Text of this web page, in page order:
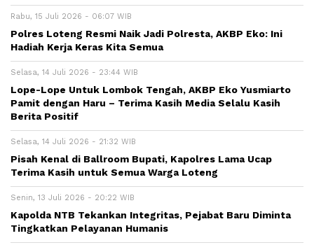
Rabu, 15 Juli 2026 - 06:07 WIB
Polres Loteng Resmi Naik Jadi Polresta, AKBP Eko: Ini
Hadiah Kerja Keras Kita Semua
Selasa, 14 Juli 2026 - 23:44 WIB
Lope-Lope Untuk Lombok Tengah, AKBP Eko Yusmiarto
Pamit dengan Haru – Terima Kasih Media Selalu Kasih
Berita Positif
Selasa, 14 Juli 2026 - 21:32 WIB
Pisah Kenal di Ballroom Bupati, Kapolres Lama Ucap
Terima Kasih untuk Semua Warga Loteng
Senin, 13 Juli 2026 - 20:22 WIB
Kapolda NTB Tekankan Integritas, Pejabat Baru Diminta
Tingkatkan Pelayanan Humanis